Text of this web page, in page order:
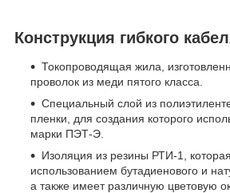
Конструкция гибкого
Токопроводящая жила,
проволок из меди пятого класса.
Специальный слой из
пленки, для создания которого
марки ПЭТ-Э.
Изоляция из резины РТИ-1,
использованием бутадиенового и
а также имеет различную цветовую